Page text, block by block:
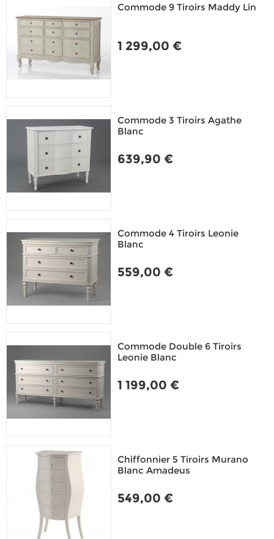
Commode 9 Tiroirs Maddy Lin
1 299,00 €
Commode 3 Tiroirs Agathe
Blanc
639,90 €
Commode 4 Tiroirs Leonie
Blanc
559,00 €
Commode Double 6 Tiroirs
Leonie Blanc
1 199,00 €
Chiffonnier 5 Tiroirs Murano
Blanc Amadeus
549,00 €